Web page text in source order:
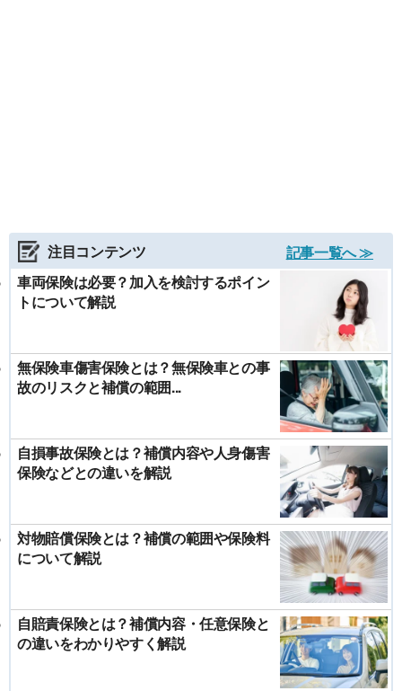
注目コンテンツ
記事一覧へ ≫
車両保険は必要？加入を検討するポイン
トについて解説
無保険車傷害保険とは？無保険車との事
故のリスクと補償の範囲...
自損事故保険とは？補償内容や人身傷害
保険などとの違いを解説
対物賠償保険とは？補償の範囲や保険料
について解説
自賠責保険とは？補償内容・任意保険と
の違いをわかりやすく解説